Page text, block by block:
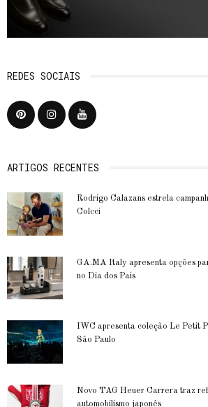
REDES SOCIAIS
ARTIGOS RECENTES
Rodrigo Calazans estrela
Colcci
GA.MA Italy apresenta opções
no Dia dos Pais
IWC apresenta coleção Le Petit
São Paulo
Novo TAG Heuer Carrera traz
automobilismo japonês